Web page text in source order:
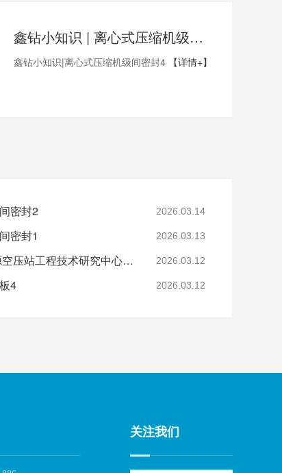
鑫钻小知识 | 离心式压缩机级间密封4
鑫钻小知识|离心式压缩机级间密封4 【详情+】
密封2 2026.03.14
密封1 2026.03.13
省级认定！鑫钻股份数字能源空压站工程技术研究中心正式获批 2026.03.12
4 2026.03.12
关注我们